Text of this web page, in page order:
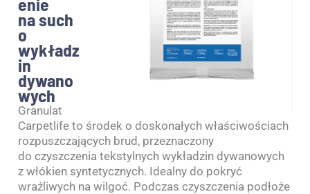
na such
o
wykładz
in
dywano
wych
Granulat
Carpetlife to środek o doskonałych właściwościach
rozpuszczających brud, przeznaczony
do czyszczenia tekstylnych wykładzin dywanowych
z włókien syntetycznych. Idealny do pokryć
wrażliwych na wilgoć. Podczas czyszczenia podłoże